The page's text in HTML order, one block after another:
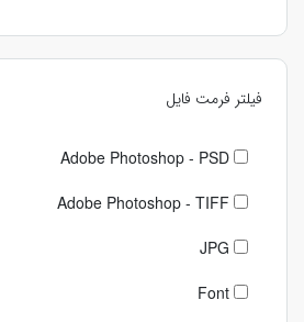
فیلتر فرمت فایل
Adobe Photoshop - PSD
Adobe Photoshop - TIFF
JPG
Font